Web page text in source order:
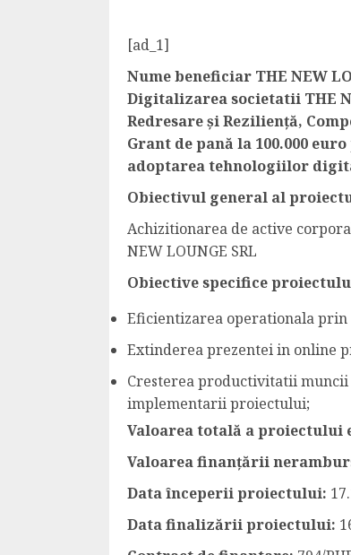
[ad_1]
Nume beneficiar THE NEW
Digitalizarea societatii THE
Redresare şi Rezilienţă,
Grant de pană la 100.000
adoptarea tehnologiilor
Obiectivul general al
Achizitionarea de active
NEW LOUNGE SRL
Obiective specifice
Eficientizarea operationala
Extinderea prezentei in online
Cresterea productivitatii
implementarii proiectului;
Valoarea totală a proiectului
Valoarea finanțării
Data începerii proiectului:
Data finalizării proiectului: